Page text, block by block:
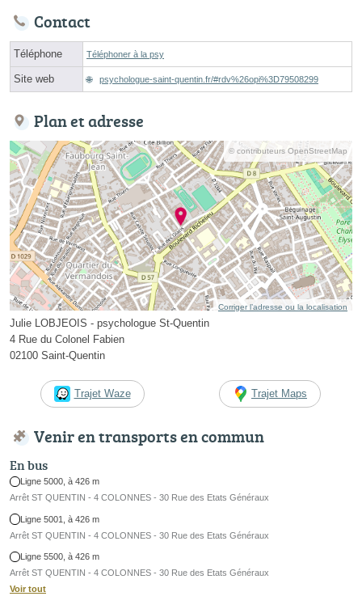
Contact
Téléphone Téléphoner à la psy
Site web psychologue-saint-quentin.fr/#rdv%26opi%3D79508299
Plan et adresse
© contributeurs OpenStreetMap
Corriger l’adresse ou la localisation
Julie LOBJEOIS - psychologue St-Quentin
4 Rue du Colonel Fabien
02100 Saint-Quentin
Trajet Waze Trajet Maps
Venir en transports en commun
En bus
Ligne 5000, à 426 m
Arrêt ST QUENTIN - 4 COLONNES - 30 Rue des Etats Généraux
Ligne 5001, à 426 m
Arrêt ST QUENTIN - 4 COLONNES - 30 Rue des Etats Généraux
Ligne 5500, à 426 m
Arrêt ST QUENTIN - 4 COLONNES - 30 Rue des Etats Généraux
Voir tout